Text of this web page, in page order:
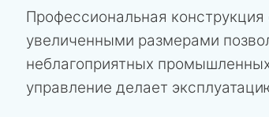
Профессиональная
увеличенными размерами
неблагоприятных
управление делает